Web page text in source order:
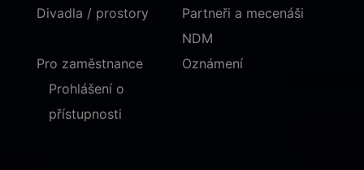
Divadla / prostory
Partneři a mecenáši
NDM
Pro zaměstnance
Oznámení
Prohlášení o
přístupnosti